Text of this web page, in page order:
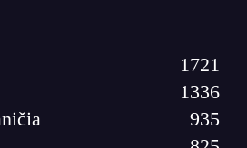
1721
1336
935